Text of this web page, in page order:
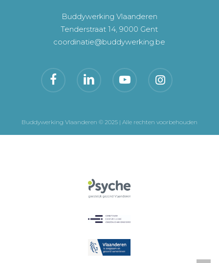
Buddywerking Vlaanderen
Tenderstraat 14, 9000 Gent
coordinatie@buddywerking.be
Buddywerking Vlaanderen © 2025 | Alle rechten voorbehouden